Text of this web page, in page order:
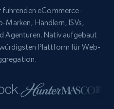
führenden eCommerce-
Händlern, ISVs,
Agenturen. Nativ aufgebaut
Plattform für Web-